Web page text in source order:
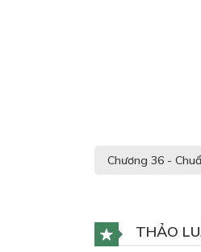
THẢO